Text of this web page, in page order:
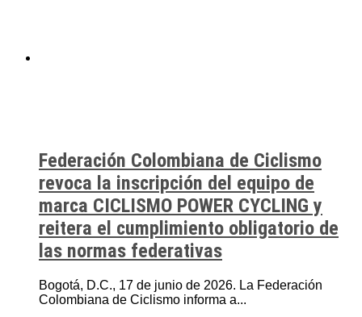
Federación Colombiana de Ciclismo
revoca la inscripción del equipo de
marca CICLISMO POWER CYCLING y
reitera el cumplimiento obligatorio de
las normas federativas
Bogotá, D.C., 17 de junio de 2026. La Federación
Colombiana de Ciclismo informa a...